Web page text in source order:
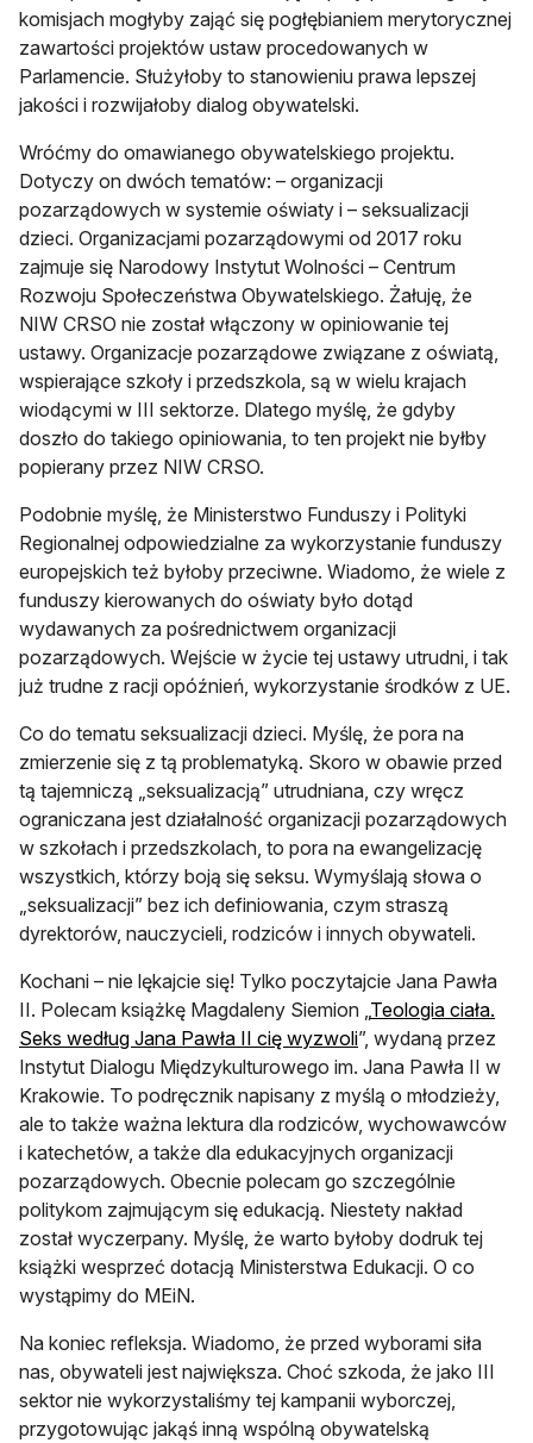
komisjach mogłyby zająć się pogłębianiem merytorycznej
zawartości projektów ustaw procedowanych w
Parlamencie. Służyłoby to stanowieniu prawa lepszej
jakości i rozwijałoby dialog obywatelski.
Wróćmy do omawianego obywatelskiego projektu.
Dotyczy on dwóch tematów: – organizacji
pozarządowych w systemie oświaty i – seksualizacji
dzieci. Organizacjami pozarządowymi od 2017 roku
zajmuje się Narodowy Instytut Wolności – Centrum
Rozwoju Społeczeństwa Obywatelskiego. Żałuję, że
NIW CRSO nie został włączony w opiniowanie tej
ustawy. Organizacje pozarządowe związane z oświatą,
wspierające szkoły i przedszkola, są w wielu krajach
wiodącymi w III sektorze. Dlatego myślę, że gdyby
doszło do takiego opiniowania, to ten projekt nie byłby
popierany przez NIW CRSO.
Podobnie myślę, że Ministerstwo Funduszy i Polityki
Regionalnej odpowiedzialne za wykorzystanie funduszy
europejskich też byłoby przeciwne. Wiadomo, że wiele z
funduszy kierowanych do oświaty było dotąd
wydawanych za pośrednictwem organizacji
pozarządowych. Wejście w życie tej ustawy utrudni, i tak
już trudne z racji opóźnień, wykorzystanie środków z UE.
Co do tematu seksualizacji dzieci. Myślę, że pora na
zmierzenie się z tą problematyką. Skoro w obawie przed
tą tajemniczą „seksualizacją” utrudniana, czy wręcz
ograniczana jest działalność organizacji pozarządowych
w szkołach i przedszkolach, to pora na ewangelizację
wszystkich, którzy boją się seksu. Wymyślają słowa o
„seksualizacji” bez ich definiowania, czym straszą
dyrektorów, nauczycieli, rodziców i innych obywateli.
Kochani – nie lękajcie się! Tylko poczytajcie Jana Pawła
II. Polecam książkę Magdaleny Siemion „Teologia ciała.
Seks według Jana Pawła II cię wyzwoliotwiera się w nowej
”, wydaną przez
Instytut Dialogu Międzykulturowego im. Jana Pawła II w
Krakowie. To podręcznik napisany z myślą o młodzieży,
ale to także ważna lektura dla rodziców, wychowawców
i katechetów, a także dla edukacyjnych organizacji
pozarządowych. Obecnie polecam go szczególnie
politykom zajmującym się edukacją. Niestety nakład
został wyczerpany. Myślę, że warto byłoby dodruk tej
książki wesprzeć dotacją Ministerstwa Edukacji. O co
wystąpimy do MEiN.
Na koniec refleksja. Wiadomo, że przed wyborami siła
nas, obywateli jest największa. Choć szkoda, że jako III
sektor nie wykorzystaliśmy tej kampanii wyborczej,
przygotowując jakąś inną wspólną obywatelską